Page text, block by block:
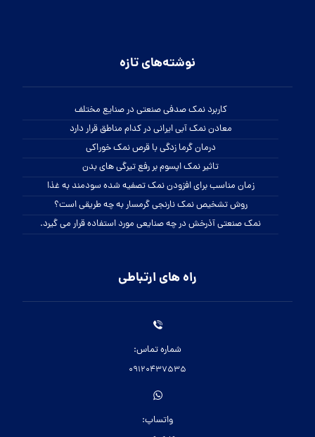
نوشته‌های تازه
کاربرد نمک صدفی صنعتی در صنایع مختلف
معادن نمک آبی ایرانی در کدام مناطق قرار دارد
درمان گرما زدگی با قرص نمک خوراکی
تاثیر نمک اپسوم بر رفع تیرگی های بدن
زمان مناسب برای افزودن نمک تصفیه شده سودمند به غذا
روش تشخیص نمک نارنجی گرمسار به چه طریقی است؟
نمک صنعتی آذرخش در چه صنایعی مورد استفاده قرار می گیرد.
راه های ارتباطی
شماره تماس:
09120437535
واتساپ: